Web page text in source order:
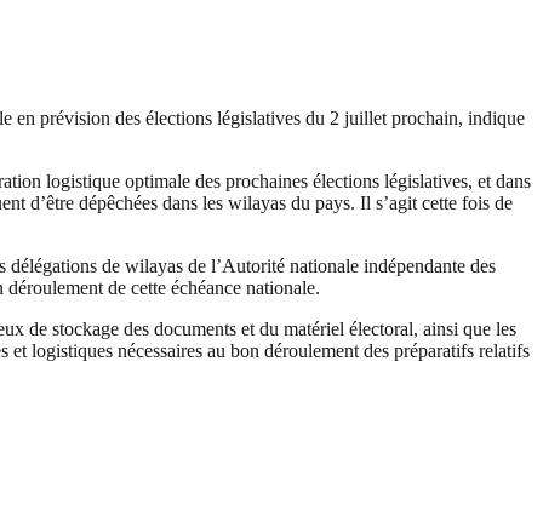
en prévision des élections législatives du 2 juillet prochain, indique
logistique optimale des prochaines élections législatives, et dans
d’être dépêchées dans les wilayas du pays. Il s’agit cette fois de
délégations de wilayas de l’Autorité nationale indépendante des
de cette échéance nationale.
de stockage des documents et du matériel électoral, ainsi que les
logistiques nécessaires au bon déroulement des préparatifs relatifs